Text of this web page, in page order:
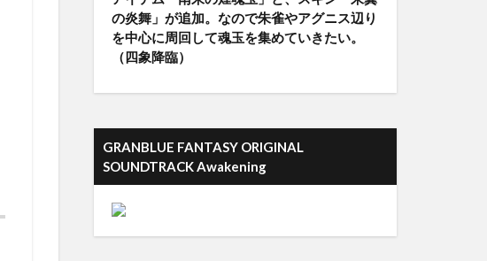
の炎舞」が追加。なので朱雀やアグニス辺り
を中心に周回して魂玉を集めていきたい。
（四象降臨）
GRANBLUE FANTASY ORIGINAL
SOUNDTRACK Awakening